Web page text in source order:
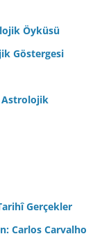
Öyküsü
Göstergesi
Astrolojik
Gerçekler
Carlos Carvalho